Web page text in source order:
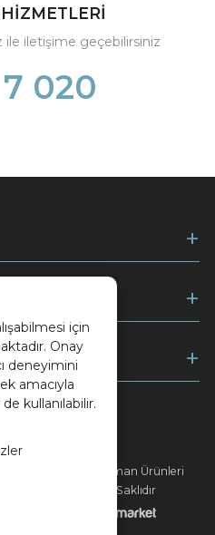
için
Onay
deneyimini
amacıyla
kullanılabilir.
iletişime geçebilirsiniz
020
Enerji Seramik Orman Ürünleri
A.Ş. - Tüm Hakları Saklıdır